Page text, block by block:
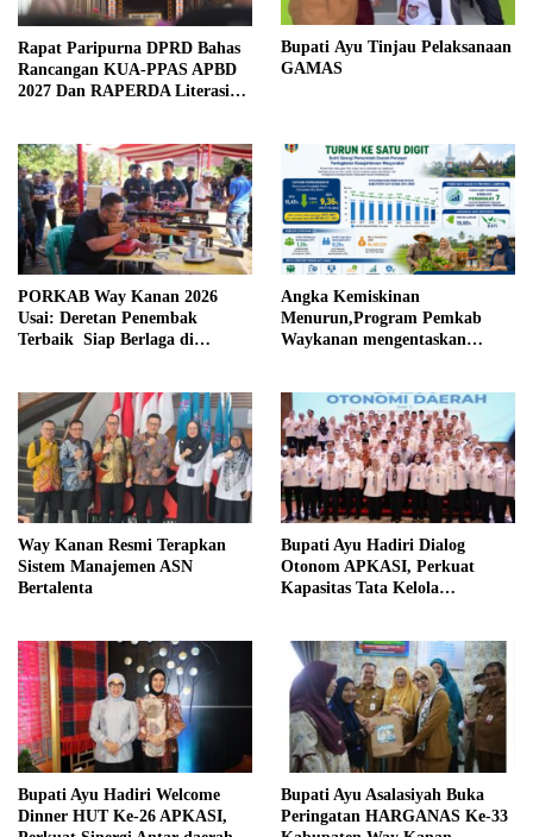
Rapat Paripurna DPRD Bahas
Rancangan KUA-PPAS APBD
2027 Dan RAPERDA Literasi
Bupati Ayu Tinjau Pelaksanaan
GAMAS
PORKAB Way Kanan 2026
Usai: Deretan Penembak
Terbaik Siap Berlaga di
Angka Kemiskinan
Menurun,Program Pemkab
Waykanan mengentaskan
Way Kanan Resmi Terapkan
Sistem Manajemen ASN
Bertalenta
Bupati Ayu Hadiri Dialog
Otonom APKASI, Perkuat
Kapasitas Tata Kelola
Bupati Ayu Hadiri Welcome
Dinner HUT Ke-26 APKASI,
Bupati Ayu Asalasiyah Buka
Peringatan HARGANAS Ke-33